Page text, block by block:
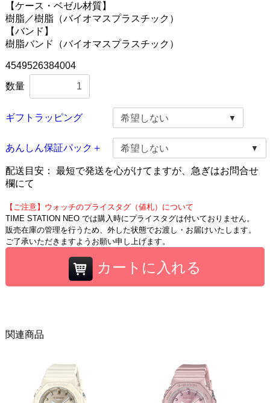
【ケース・ベゼル材質】
樹脂／樹脂（バイオマスプラスチック）
【バンド】
樹脂バンド（バイオマスプラスチック）
4549526384004
数量
ギフトラッピング
あんしん保証パック＋
配送目安： 最短で発送を心がけてますが、急ぎはお問合せ
欄にて
【ご注意】ウォッチのプライスタグ（値札）について
TIME STATION NEO では購入時にプライスタグは付いておりません。
販売在庫の管理を行うため、外した状態でお渡し・お届けいたします。
ご了承いただきますようお願い申し上げます。
カートに入れる
関連商品